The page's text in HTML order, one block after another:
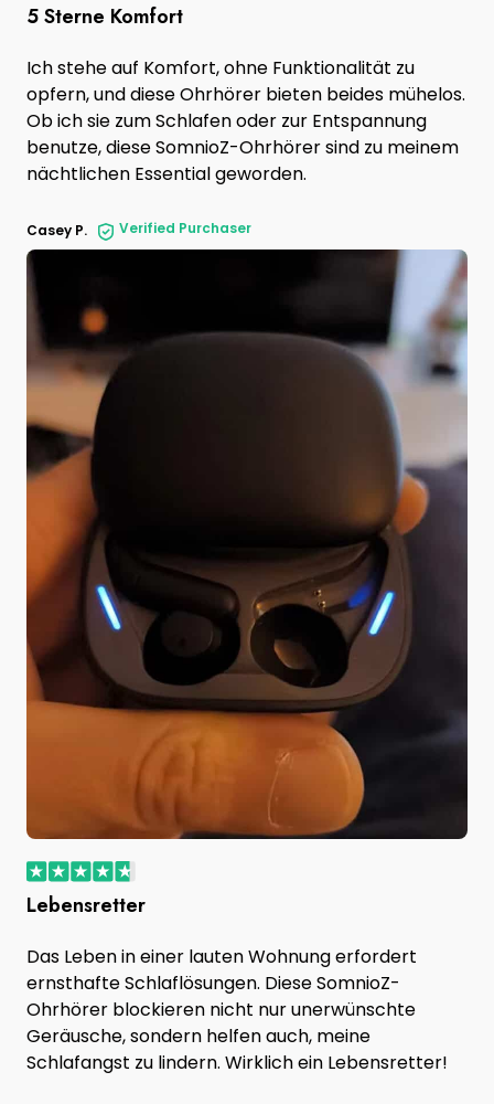
5 Sterne Komfort
Ich stehe auf Komfort, ohne Funktionalität zu
opfern, und diese Ohrhörer bieten beides mühelos.
Ob ich sie zum Schlafen oder zur Entspannung
benutze, diese SomnioZ-Ohrhörer sind zu meinem
nächtlichen Essential geworden.
Casey P. Verified Purchaser
Lebensretter
Das Leben in einer lauten Wohnung erfordert
ernsthafte Schlaflösungen. Diese SomnioZ-
Ohrhörer blockieren nicht nur unerwünschte
Geräusche, sondern helfen auch, meine
Schlafangst zu lindern. Wirklich ein Lebensretter!